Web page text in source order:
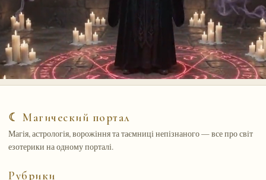
☾ Магический портал
Магія, астрологія, ворожіння та таємниці непізнаного — все про світ
езотерики на одному порталі.
Рубрики